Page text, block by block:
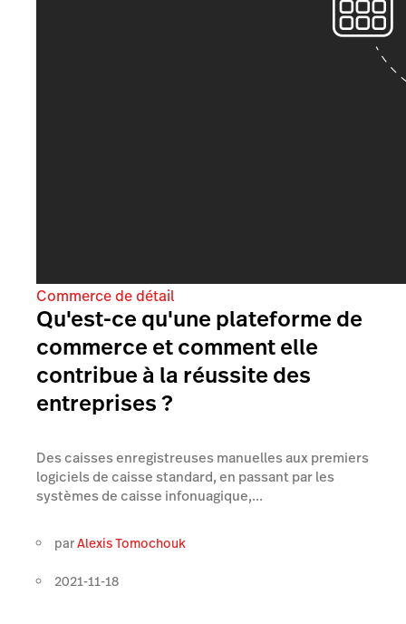
Commerce de détail
Qu'est-ce qu'une plateforme de
commerce et comment elle
contribue à la réussite des
entreprises ?
Des caisses enregistreuses manuelles aux premiers
logiciels de caisse standard, en passant par les
systèmes de caisse infonuagique,...
parAlexis Tomochouk
2021-11-18